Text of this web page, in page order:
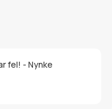
fel! - Nynke